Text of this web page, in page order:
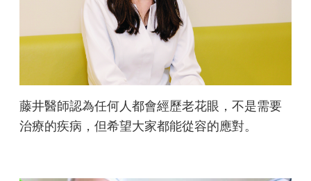
藤井醫師認為任何人都會經歷老花眼，不是需要
治療的疾病，但希望大家都能從容的應對。